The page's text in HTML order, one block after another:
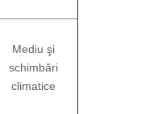
Mediu şi
schimbări
climatice